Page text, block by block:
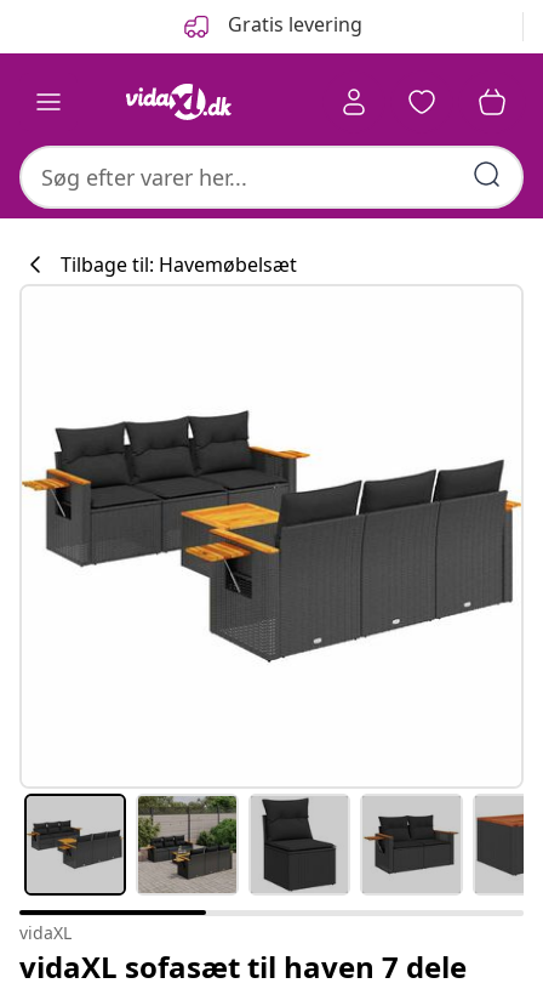
Gratis levering
#sharemevidaxl
Tilbage til: Havemøbelsæt
vidaXL
vidaXL sofasæt til haven 7 dele